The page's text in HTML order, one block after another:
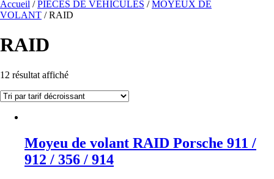
Accueil /PIÈCES DE VÉHICULES /MOYEUX DE
VOLANT / RAID
RAID
12 résultat affichéTrié
prix
Moyeu de volant RAID Porsche 911 /
912 / 356 / 914